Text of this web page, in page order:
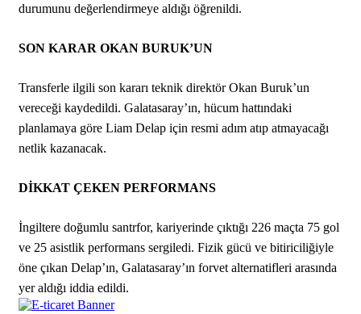
durumunu değerlendirmeye aldığı öğrenildi.
SON KARAR OKAN BURUK’UN
Transferle ilgili son kararı teknik direktör Okan Buruk’un
vereceği kaydedildi. Galatasaray’ın, hücum hattındaki
planlamaya göre Liam Delap için resmi adım atıp atmayacağı
netlik kazanacak.
DİKKAT ÇEKEN PERFORMANS
İngiltere doğumlu santrfor, kariyerinde çıktığı 226 maçta 75 gol
ve 25 asistlik performans sergiledi. Fizik gücü ve bitiriciliğiyle
öne çıkan Delap’ın, Galatasaray’ın forvet alternatifleri arasında
yer aldığı iddia edildi.